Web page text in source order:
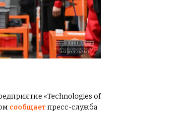
«Technologies of
сообщаетпресс-служба